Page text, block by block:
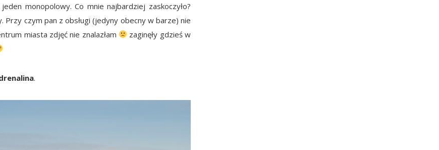
monopolowy. Co mnie najbardziej zaskoczyło?
czym pan z obsługi (jedyny obecny w barze) nie
miasta zdjęć nie znalazłam
zaginęły gdzieś w
.